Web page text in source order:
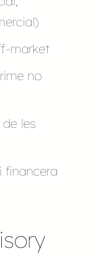
market
no
les
financera